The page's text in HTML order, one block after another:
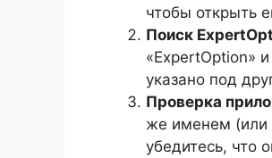
чтобы открыть
Поиск
«ExpertOption»
указано под
Проверка
же именем (или
убедитесь, что